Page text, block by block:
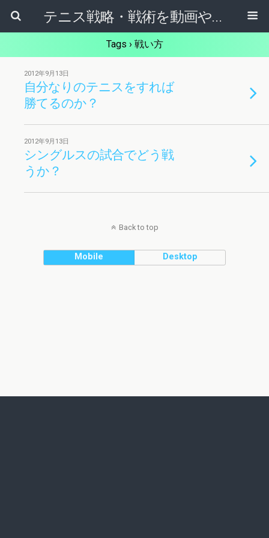
テニス戦略・戦術を動画やマンガから学ぶためのブログ
Tags › 戦い方
2012年9月13日
自分なりのテニスをすれば
勝てるのか？
2012年9月13日
シングルスの試合でどう戦
うか？
Back to top
Mobile Desktop